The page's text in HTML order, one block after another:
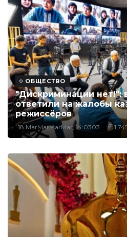
ОБЩЕСТВО
"Дискриминации нет!":
ответили на жалобы
режиссёров
18 MarMarMarMar, 14:0303